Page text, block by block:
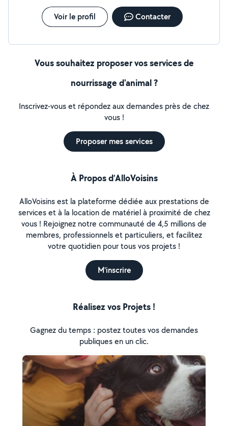
Voir le profil Contacter
Vous souhaitez proposer vos services de
nourrissage d'animal ?
Inscrivez-vous et répondez aux demandes près de chez
vous !
Proposer mes services
À Propos d’AlloVoisins
AlloVoisins est la plateforme dédiée aux prestations de
services et à la location de matériel à proximité de chez
vous ! Rejoignez notre communauté de 4,5 millions de
membres, professionnels et particuliers, et facilitez
votre quotidien pour tous vos projets !
M'inscrire
Réalisez vos Projets !
Gagnez du temps : postez toutes vos demandes
publiques en un clic.